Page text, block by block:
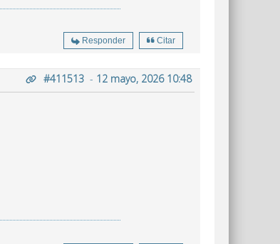
Responder Citar
#411513 - 12 mayo, 2026 10:48